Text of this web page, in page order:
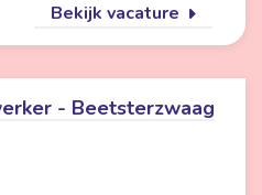
Bekijk vacature
- Beetsterzwaag